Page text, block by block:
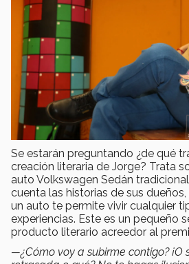
Se estarán preguntando ¿de qué
creación literaria de Jorge? Trata
auto Volkswagen Sedán
cuenta las historias de sus
un auto te permite vivir cualquier
experiencias. Este es un pequeño
producto literario acreedor al
—¿Cómo voy a subirme contigo? ¡O